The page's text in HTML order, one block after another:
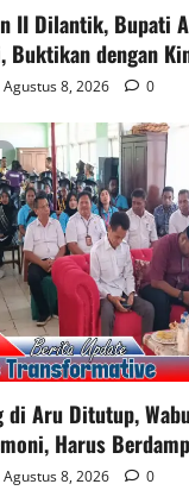
II Dilantik, Bupati
Buktikan dengan
Agustus 8, 2026 0
di Aru Ditutup,
Harus
Agustus 8, 2026 0